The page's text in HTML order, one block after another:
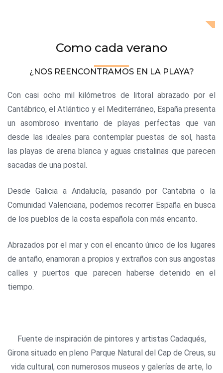
Como cada verano
¿NOS REENCONTRAMOS EN LA PLAYA?
Con casi ocho mil kilómetros de litoral abrazado por el
Cantábrico, el Atlántico y el Mediterráneo, España presenta
un asombroso inventario de playas perfectas que van
desde las ideales para contemplar puestas de sol, hasta
las playas de arena blanca y aguas cristalinas que parecen
sacadas de una postal.
Desde Galicia a Andalucía, pasando por Cantabria o la
Comunidad Valenciana, podemos recorrer España en busca
de los pueblos de la costa española con más encanto.
Abrazados por el mar y con el encanto único de los lugares
de antaño, enamoran a propios y extraños con sus angostas
calles y puertos que parecen haberse detenido en el
tiempo.
Fuente de inspiración de pintores y artistas Cadaqués,
Girona situado en pleno Parque Natural del Cap de Creus, su
vida cultural, con numerosos museos y galerías de arte, lo